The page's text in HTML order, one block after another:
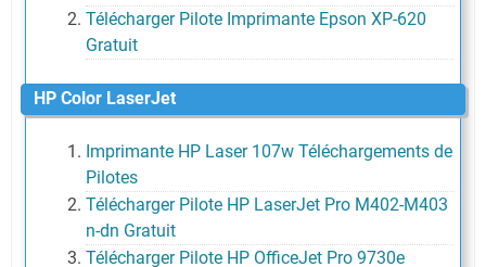
Télécharger Pilote Imprimante Epson XP-620
Gratuit
HP Color LaserJet
Imprimante HP Laser 107w Téléchargements de
Pilotes
Télécharger Pilote HP LaserJet Pro M402-M403
n-dn Gratuit
Télécharger Pilote HP OfficeJet Pro 9730e